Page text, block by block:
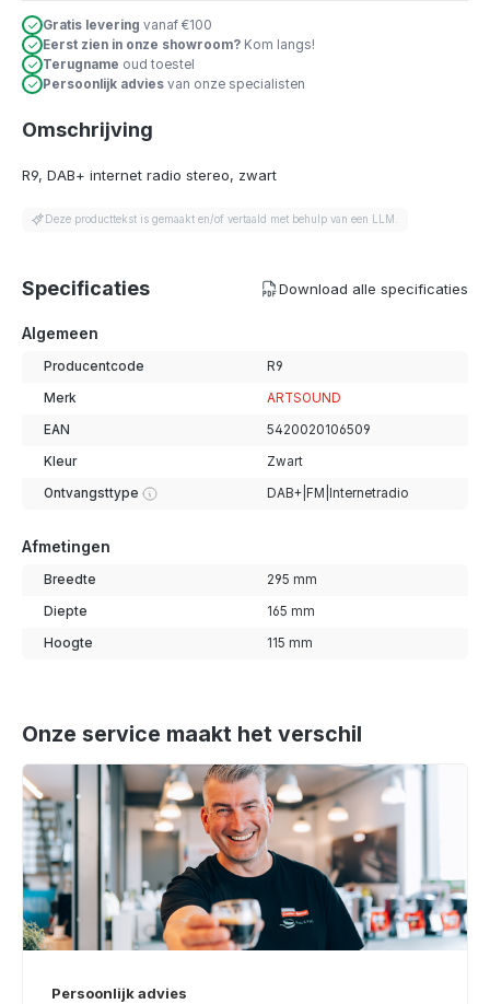
Gratis levering vanaf €100
Eerst zien in onze showroom? Kom langs!
Terugname oud toestel
Persoonlijk advies van onze specialisten
Omschrijving
R9, DAB+ internet radio stereo, zwart
Deze producttekst is gemaakt en/of vertaald met behulp van een LLM.
Specificaties Download alle specificaties
Algemeen
Producentcode R9
Merk ARTSOUND
EAN 5420020106509
Kleur Zwart
Ontvangsttype DAB+|FM|Internetradio
Afmetingen
Breedte 295 mm
Diepte 165 mm
Hoogte 115 mm
Onze service maakt het verschil
Persoonlijk advies